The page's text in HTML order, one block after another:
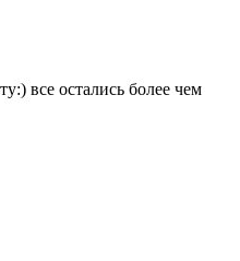
все остались более чем